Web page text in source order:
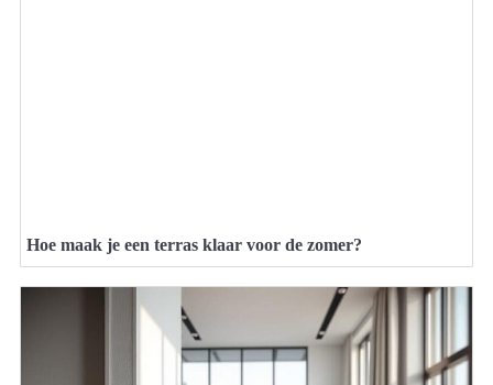
Hoe maak je een terras klaar voor de zomer?